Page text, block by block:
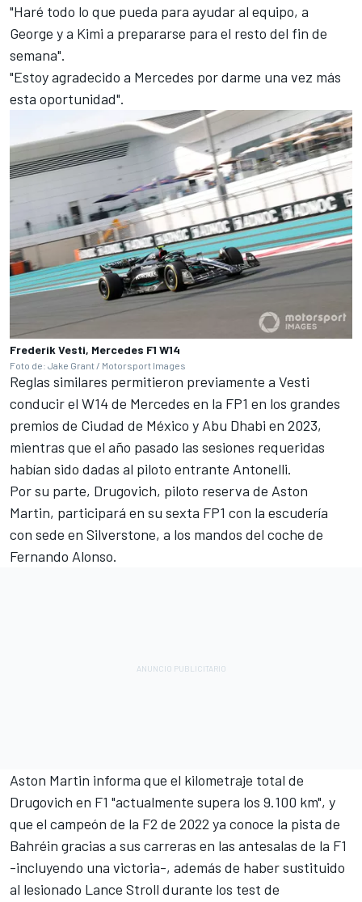
"Haré todo lo que pueda para ayudar al equipo, a
George y a Kimi a prepararse para el resto del fin de
semana".
"Estoy agradecido a Mercedes por darme una vez más
esta oportunidad".
Frederik Vesti, Mercedes F1 W14
Foto de: Jake Grant / Motorsport Images
Reglas similares permitieron previamente a Vesti
conducir el W14 de Mercedes en la FP1 en los grandes
premios de Ciudad de México y Abu Dhabi en 2023,
mientras que el año pasado las sesiones requeridas
habían sido dadas al piloto entrante Antonelli.
Por su parte, Drugovich, piloto reserva de Aston
Martin, participará en su sexta FP1 con la escudería
con sede en Silverstone, a los mandos del coche de
Fernando Alonso.
Aston Martin informa que el kilometraje total de
Drugovich en F1 "actualmente supera los 9.100 km", y
que el campeón de la F2 de 2022 ya conoce la pista de
Bahréin gracias a sus carreras en las antesalas de la F1
-incluyendo una victoria-, además de haber sustituido
al lesionado Lance Stroll durante los test de